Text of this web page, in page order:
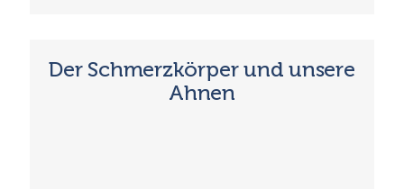
Der Schmerzkörper und unsere
Ahnen